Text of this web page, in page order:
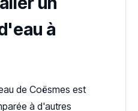
à
de Coësmes est
à d'autres